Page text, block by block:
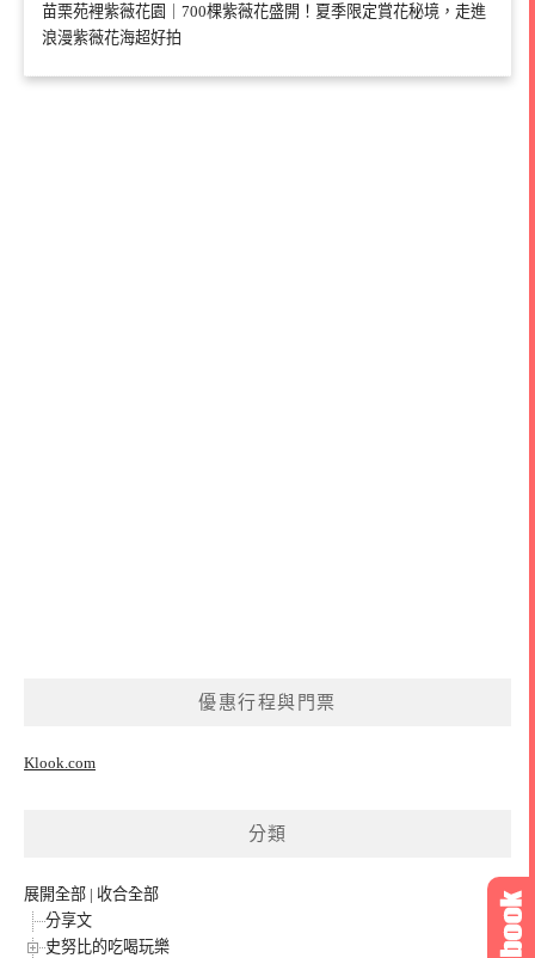
苗栗苑裡紫薇花園｜700棵紫薇花盛開！夏季限定賞花秘境，走進
浪漫紫薇花海超好拍
優惠行程與門票
Klook.com
分類
展開全部 | 收合全部
分享文
史努比的吃喝玩樂